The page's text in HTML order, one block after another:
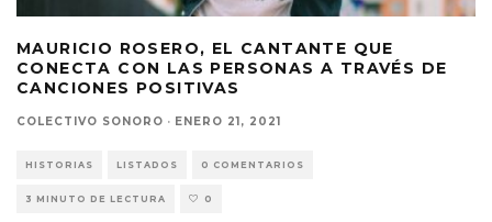
MAURICIO ROSERO, EL CANTANTE QUE
CONECTA CON LAS PERSONAS A TRAVÉS DE
CANCIONES POSITIVAS
COLECTIVO SONORO · ENERO 21, 2021
HISTORIAS LISTADOS 0 COMENTARIOS
3 MINUTO DE LECTURA 0